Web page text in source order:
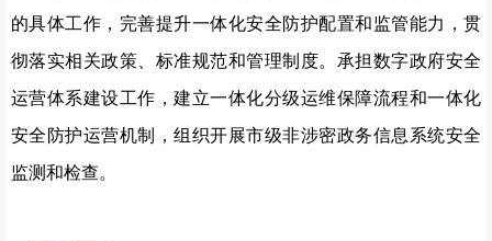
的具体工作，完善提升一体化安全防护配置和监管能力，贯
彻落实相关政策、标准规范和管理制度。承担数字政府安全
运营体系建设工作，建立一体化分级运维保障流程和一体化
安全防护运营机制，组织开展市级非涉密政务信息系统安全
监测和检查。